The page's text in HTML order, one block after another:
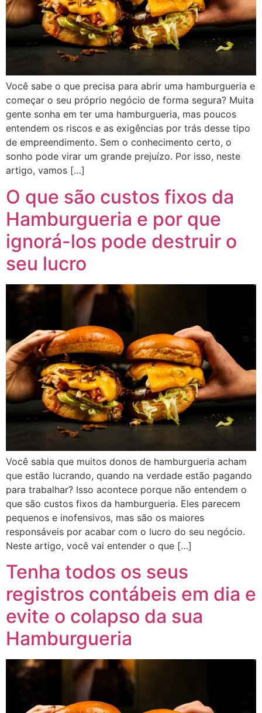
Você sabe o que precisa para abrir uma hamburgueria e
começar o seu próprio negócio de forma segura? Muita
gente sonha em ter uma hamburgueria, mas poucos
entendem os riscos e as exigências por trás desse tipo
de empreendimento. Sem o conhecimento certo, o
sonho pode virar um grande prejuízo. Por isso, neste
artigo, vamos […]
O que são custos fixos da
Hamburgueria e por que
ignorá-los pode destruir o
seu lucro
Você sabia que muitos donos de hamburgueria acham
que estão lucrando, quando na verdade estão pagando
para trabalhar? Isso acontece porque não entendem o
que são custos fixos da hamburgueria. Eles parecem
pequenos e inofensivos, mas são os maiores
responsáveis por acabar com o lucro do seu negócio.
Neste artigo, você vai entender o que […]
Tenha todos os seus
registros contábeis em dia e
evite o colapso da sua
Hamburgueria